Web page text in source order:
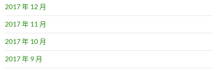
2017 年 12 月
2017 年 11 月
2017 年 10 月
2017 年 9 月